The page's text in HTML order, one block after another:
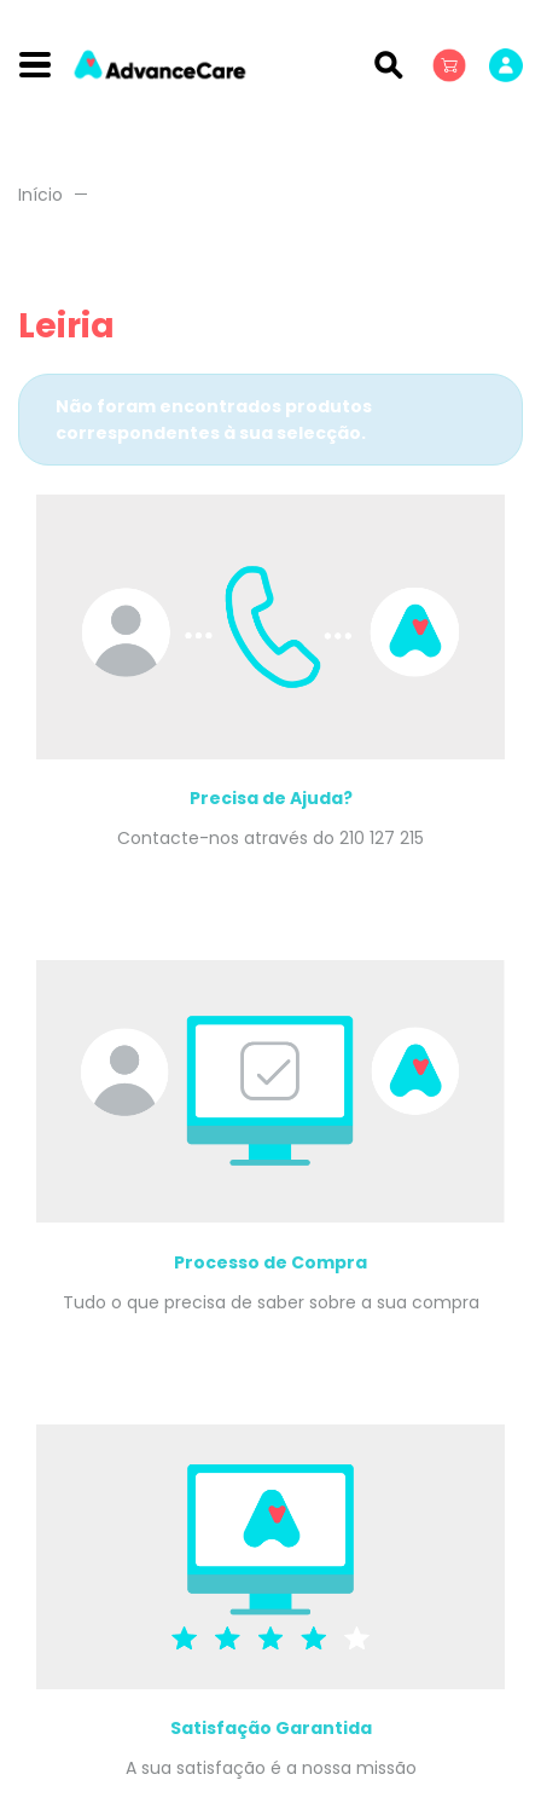
Início
Leiria
Não foram encontrados produtos
correspondentes à sua selecção.
Precisa de Ajuda?
Contacte-nos através do 210 127 215
Processo de Compra
Tudo o que precisa de saber sobre a sua compra
Satisfação Garantida
A sua satisfação é a nossa missão